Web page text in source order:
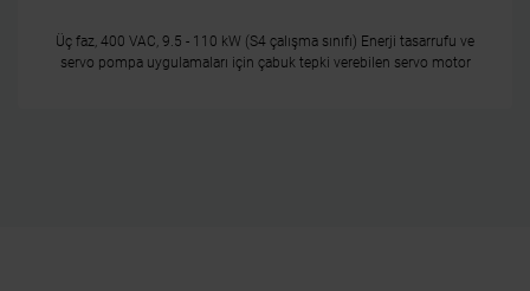
Üç faz, 400 VAC, 9.5 - 110 kW (S4 çalışma sınıfı) Enerji tasarrufu ve
servo pompa uygulamaları için çabuk tepki verebilen servo motor